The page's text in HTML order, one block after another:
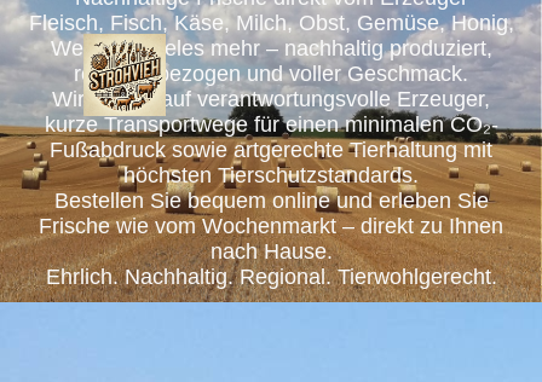
Fleisch, Fisch, Käse, Milch, Obst, Gemüse, Honig,
Wein und vieles mehr – nachhaltig produziert,
regional bezogen und voller Geschmack.
Wir setzen auf verantwortungsvolle Erzeuger,
kurze Transportwege für einen minimalen CO₂-
Fußabdruck sowie artgerechte Tierhaltung mit
höchsten Tierschutzstandards.
Bestellen Sie bequem online und erleben Sie
Frische wie vom Wochenmarkt – direkt zu Ihnen
nach Hause.
Ehrlich. Nachhaltig. Regional. Tierwohlgerecht.